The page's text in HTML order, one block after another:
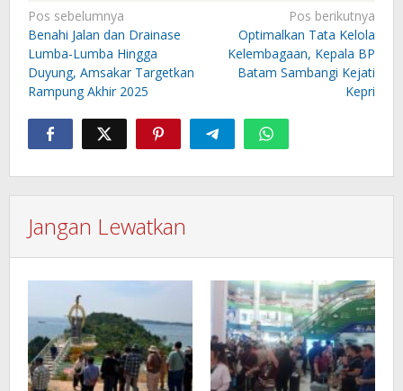
Navigasi
pos
Pos sebelumnya
Benahi Jalan dan Drainase
Lumba-Lumba Hingga
Duyung, Amsakar Targetkan
Rampung Akhir 2025
Pos berikutnya
Optimalkan Tata Kelola
Kelembagaan, Kepala BP
Batam Sambangi Kejati
Kepri
Jangan Lewatkan